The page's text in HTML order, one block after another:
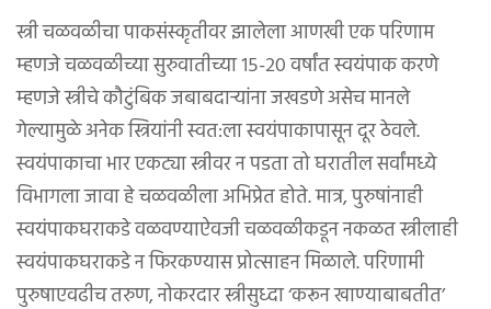
स्त्री चळवळीचा पाकसंस्कृतीवर झालेला आणखी एक परिणाम
म्हणजे चळवळीच्या सुरुवातीच्या १५-२० वर्षांत स्वयंपाक करणे
म्हणजे स्त्रीचे कौटुंबिक जबाबदाऱ्यांना जखडणे असेच मानले
गेल्यामुळे अनेक स्त्रियांनी स्वत:ला स्वयंपाकापासून दूर ठेवले.
स्वयंपाकाचा भार एकट्या स्त्रीवर न पडता तो घरातील सर्वांमध्ये
विभागला जावा हे चळवळीला अभिप्रेत होते. मात्र, पुरुषांनाही
स्वयंपाकघराकडे वळवण्याऐवजी चळवळीकडून नकळत स्त्रीलाही
स्वयंपाकघराकडे न फिरकण्यास प्रोत्साहन मिळाले. परिणामी
पुरुषाएवढीच तरुण, नोकरदार स्त्रीसुध्दा ‘करून खाण्याबाबतीत’